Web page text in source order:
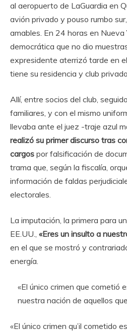
al aeropuerto de LaGuardia en
avión privado y pouso rumbo
amables. En 24 horas en Nueva
democrática que no dio
expresidente aterrizó tarde en el
tiene su residencia y club
Allí, entre socios del club,
familiares, y con el mismo
llevaba ante el juez -traje azul
realizó su primer discurso tras
cargos por falsificación de
trama que, según la fiscalía,
información de faldas
electorales.
La imputación, la primera para
EE.UU., «Eres un insulto a
en el que se mostró y
energía.
«El único crimen que cometió
nuestra nación de aquellos
«El único crimen qu’il cometido